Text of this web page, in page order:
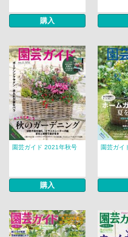
購入
園芸ガイド 2021年秋号
購入
園芸ガイ